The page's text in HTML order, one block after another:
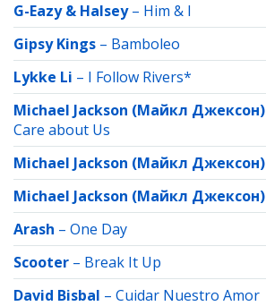
G-Eazy & Halsey– Him & I
Gipsy Kings – Bamboleo
Lykke Li – I Follow Rivers*
Michael Jackson (Майкл Джексон)
Care about Us
Michael Jackson (Майкл Джексон)
Michael Jackson (Майкл Джексон)
Arash – One Day
Scooter – Break It Up
David Bisbal – Cuidar Nuestro Amor